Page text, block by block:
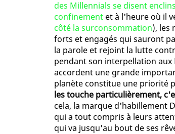
des Millennials se disent
confinement et à l'heure où il
côté la surconsommation), les
forts et engagés qui sauront
la parole et rejoint la lutte
pendant son interpellation aux
accordent une grande
planète constitue une priorité
les touche particulièrement,
cela, la marque d'habillement
qui a tout compris à leurs
qui va jusqu'au bout de ses